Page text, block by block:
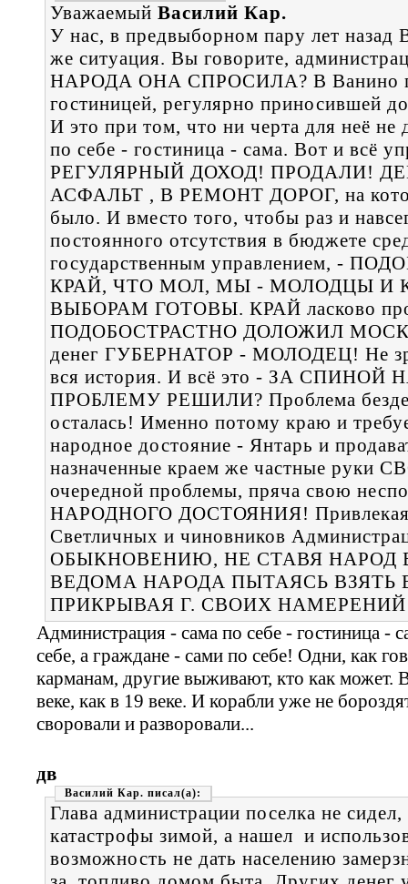
Уважаемый Василий Кар.
У нас, в предвыборном пару лет назад
же ситуация. Вы говорите,
НАРОДА ОНА СПРОСИЛА? В Ванино
гостиницей, регулярно приносившей
И это при том, что ни черта для неё
по себе - гостиница - сама. Вот и
РЕГУЛЯРНЫЙ ДОХОД! ПРОДАЛИ!
АСФАЛЬТ , В РЕМОНТ ДОРОГ, на
было. И вместо того, чтобы раз и
постоянного отсутствия в бюджете
государственным управлением, -
КРАЙ, ЧТО МОЛ, МЫ - МОЛОДЦЫ И
ВЫБОРАМ ГОТОВЫ. КРАЙ ласково
ПОДОБОСТРАСТНО ДОЛОЖИЛ
денег ГУБЕРНАТОР - МОЛОДЕЦ! Не
вся история. И всё это - ЗА
ПРОБЛЕМУ РЕШИЛИ? Проблема
осталась! Именно потому краю и
народное достояние - Янтарь и
назначенные краем же частные руки
очередной проблемы, пряча свою
НАРОДНОГО ДОСТОЯНИЯ! Привлекая
Светличных и чиновников
ОБЫКНОВЕНИЮ, НЕ СТАВЯ НАРОД
ВЕДОМА НАРОДА ПЫТАЯСЬ ВЗЯТЬ
ПРИКРЫВАЯ Г. СВОИХ
Администрация - сама по себе - гостиница -
себе, а граждане - сами по себе! Одни, как
карманам, другие выживают, кто как может.
веке, как в 19 веке. И корабли уже не
своровали и разворовали...
дв
Василий Кар.
Глава администрации поселка не
катастрофы зимой, а нашел и
возможность не дать населению